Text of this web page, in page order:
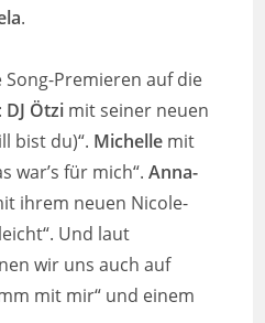
.
Premieren auf die
DJ Ötzi mit seiner neuen
bist du)“. Michelle mit
war’s für mich“.Anna-
ihrem neuen Nicole-
Und laut
wir uns auch auf
mit mir“ und einem